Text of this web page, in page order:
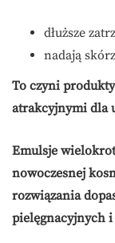
dłuższe
nadają
To czyni
atrakcyjnymi dla
Emulsje
nowoczesnej
rozwiązania
pielęgnacyjnych